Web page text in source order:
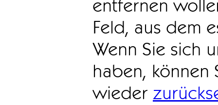
entfernen
Feld, aus dem
Wenn Sie sich
haben, können
wieder